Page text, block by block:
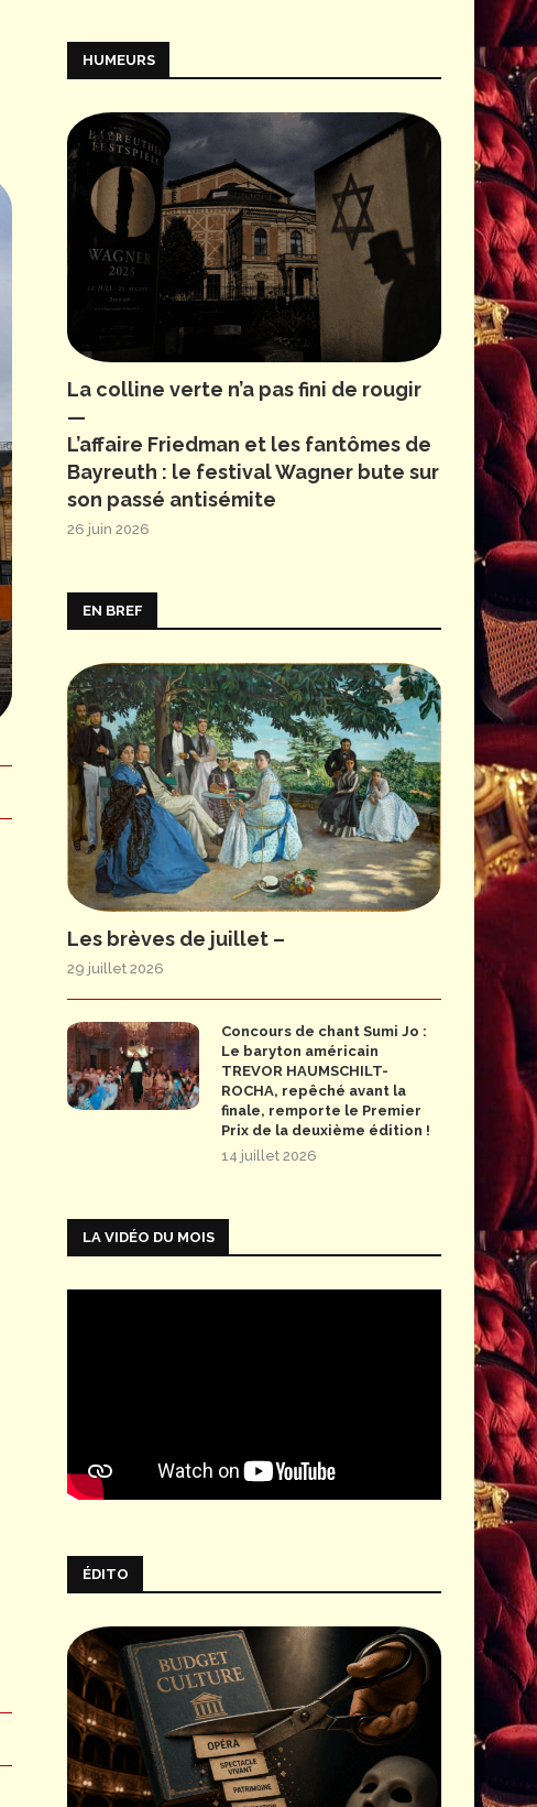
HUMEURS
La colline verte n’a pas fini de rougir
—
L’affaire Friedman et les fantômes de
Bayreuth : le festival Wagner bute sur
son passé antisémite
26 juin 2026
EN BREF
Les brèves de juillet –
29 juillet 2026
Concours de chant Sumi Jo :
Le baryton américain
TREVOR HAUMSCHILT-
ROCHA, repêché avant la
finale, remporte le Premier
Prix de la deuxième édition !
14 juillet 2026
LA VIDÉO DU MOIS
ÉDITO